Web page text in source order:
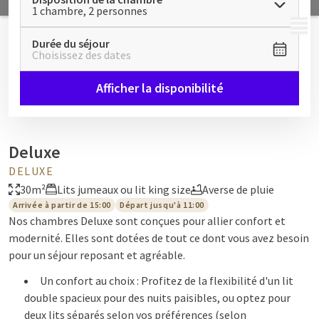
MENU
1 chambre, 2 personnes
Durée du séjour
Choisissez des dates
Afficher la disponibilité
Deluxe
DELUXE
30m²
Lits jumeaux ou lit king size Averse de pluie
Arrivée à partir de 15:00 Départ jusqu'à 11:00
Nos chambres Deluxe sont conçues pour allier confort et
modernité. Elles sont dotées de tout ce dont vous avez besoin
pour un séjour reposant et agréable.
Un confort au choix : Profitez de la flexibilité d'un lit
double spacieux pour des nuits paisibles, ou optez pour
deux lits séparés selon vos préférences (selon